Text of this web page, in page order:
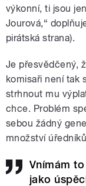
výkonní, ti jsou
Jourová,“
pirátská strana).
Je přesvědčený,
komisaři není tak
strhnout mu
chce. Problém
sebou žádný
množství
Vnímám
jako